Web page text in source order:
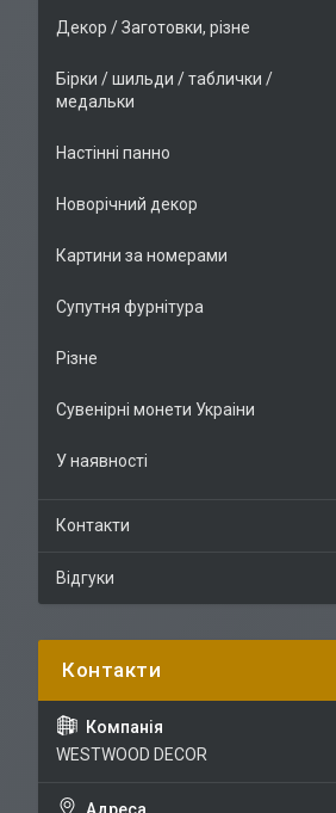
Декор / Заготовки, різне
Бірки / шильди / таблички /
медальки
Настінні панно
Новорічний декор
Картини за номерами
Супутня фурнітура
Різне
Сувенірні монети Украіни
У наявності
Контакти
Відгуки
WESTWOOD DECOR